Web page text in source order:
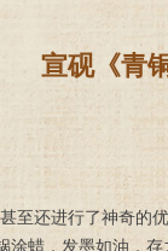
宣砚《青
至还进行了神奇
蜡，发墨如油，